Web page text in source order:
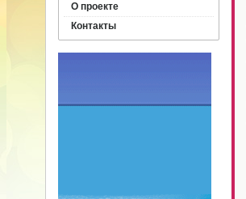
О проекте
Контакты